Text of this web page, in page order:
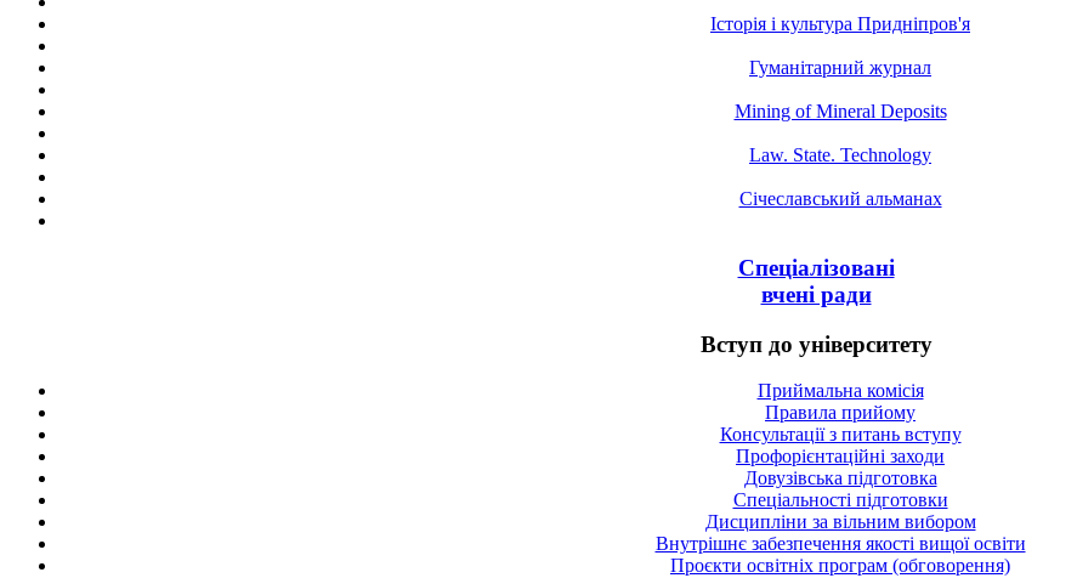
Історія і культура Придніпров'я
Гуманітарний журнал
Mining of Mineral Deposits
Law. State. Technology
Січеславський альманах
Спеціалізовані
вчені ради
Вступ до університету
Приймальна комісія
Правила прийому
Консультації з питань вступу
Профорієнтаційні заходи
Довузівська підготовка
Спецiальностi підготовки
Дисципліни за вільним вибором
Внутрішнє забезпечення якості вищої освіти
Проєкти освітніх програм (обговорення)